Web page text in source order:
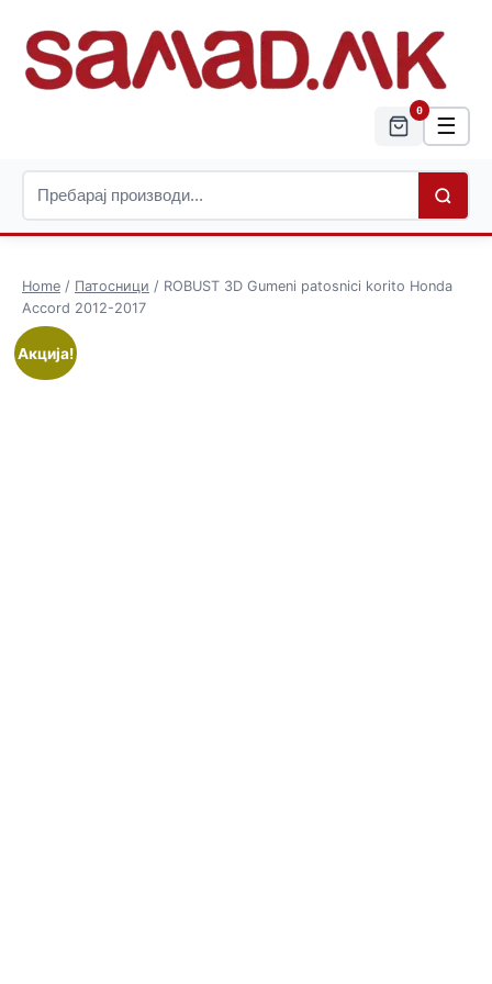
0
☰
Home / Патосници / ROBUST 3D Gumeni patosnici korito Honda
Accord 2012-2017
Акција!